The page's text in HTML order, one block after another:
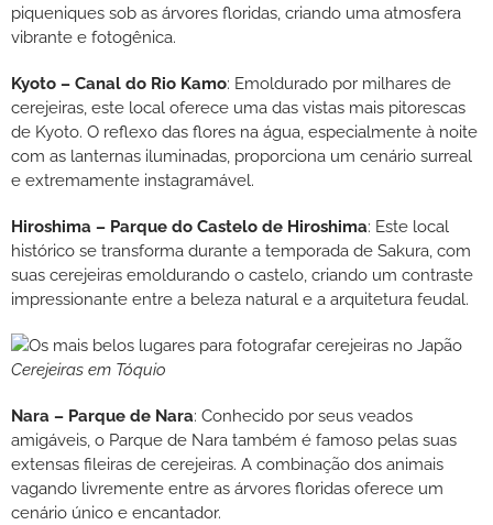
piqueniques sob as árvores floridas, criando uma atmosfera
vibrante e fotogênica.
Kyoto – Canal do Rio Kamo: Emoldurado por milhares de
cerejeiras, este local oferece uma das vistas mais pitorescas
de Kyoto. O reflexo das flores na água, especialmente à noite
com as lanternas iluminadas, proporciona um cenário surreal
e extremamente instagramável.
Hiroshima – Parque do Castelo de Hiroshima: Este local
histórico se transforma durante a temporada de Sakura, com
suas cerejeiras emoldurando o castelo, criando um contraste
impressionante entre a beleza natural e a arquitetura feudal.
Cerejeiras em Tóquio
Nara – Parque de Nara: Conhecido por seus veados
amigáveis, o Parque de Nara também é famoso pelas suas
extensas fileiras de cerejeiras. A combinação dos animais
vagando livremente entre as árvores floridas oferece um
cenário único e encantador.